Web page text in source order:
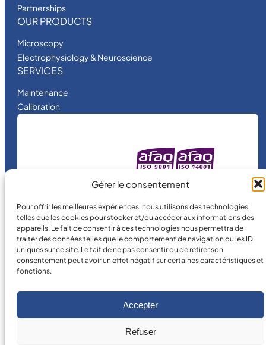
Gérer le consentement
Pour offrir les meilleures expériences, nous utilisons des technologies
telles que les cookies pour stocker et/ou accéder aux informations des
appareils. Le fait de consentir à ces technologies nous permettra de
traiter des données telles que le comportement de navigation ou les ID
uniques sur ce site. Le fait de ne pas consentir ou de retirer son
consentement peut avoir un effet négatif sur certaines caractéristiques et
fonctions.
Accepter
Refuser
Partnerships
OUR PRODUCTS
Microscopy
Electrophysiology & Neuroscience
SERVICES
Maintenance
Calibration
MICRO MÉCANIQUE.